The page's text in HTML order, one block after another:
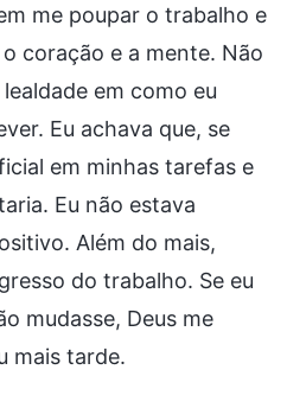
me poupar o trabalho e
coração e a mente. Não
em como eu
Eu achava que, se
em minhas tarefas e
Eu não estava
Além do mais,
do trabalho. Se eu
mudasse, Deus me
mais tarde.